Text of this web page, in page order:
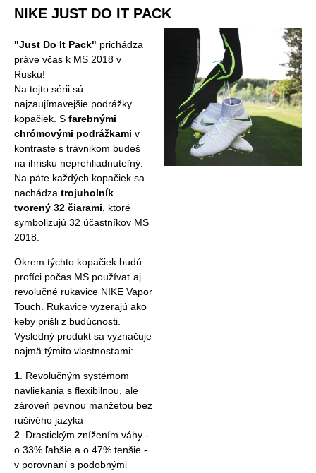
NIKE JUST DO IT PACK
"Just Do It Pack" prichádza
práve včas k MS 2018 v
Rusku!
Na tejto sérii sú
najzaujímavejšie podrážky
kopačiek. S farebnými
chrómovými podrážkami v
kontraste s trávnikom budeš
na ihrisku neprehliadnuteľný.
Na päte každých kopačiek sa
nachádza trojuholník
tvorený 32 čiarami , ktoré
symbolizujú 32 účastníkov MS
2018.
Okrem týchto kopačiek budú
profíci počas MS používať aj
revolučné rukavice NIKE Vapor
Touch. Rukavice vyzerajú ako
keby prišli z budúcnosti.
Výsledný produkt sa vyznačuje
najmä týmito vlastnosťami:
1 . Revolučným systémom
navliekania s flexibilnou, ale
zároveň pevnou manžetou bez
rušivého jazyka
2 . Drastickým znížením váhy -
o 33% ľahšie a o 47% tenšie -
v porovnaní s podobnými